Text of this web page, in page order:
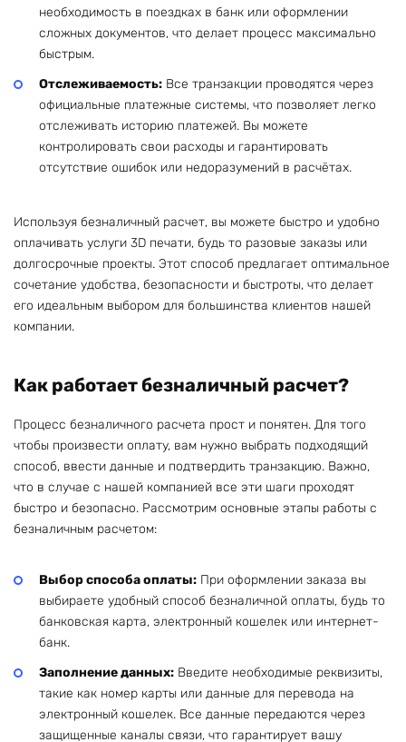
необходимость в поездках в банк или оформлении
сложных документов, что делает процесс максимально
быстрым.
Отслеживаемость: Все транзакции проводятся через
официальные платежные системы, что позволяет легко
отслеживать историю платежей. Вы можете
контролировать свои расходы и гарантировать
отсутствие ошибок или недоразумений в расчётах.
Используя безналичный расчет, вы можете быстро и удобно
оплачивать услуги 3D печати, будь то разовые заказы или
долгосрочные проекты. Этот способ предлагает оптимальное
сочетание удобства, безопасности и быстроты, что делает
его идеальным выбором для большинства клиентов нашей
компании.
Как работает безналичный расчет?
Процесс безналичного расчета прост и понятен. Для того
чтобы произвести оплату, вам нужно выбрать подходящий
способ, ввести данные и подтвердить транзакцию. Важно,
что в случае с нашей компанией все эти шаги проходят
быстро и безопасно. Рассмотрим основные этапы работы с
безналичным расчетом:
Выбор способа оплаты: При оформлении заказа вы
выбираете удобный способ безналичной оплаты, будь то
банковская карта, электронный кошелек или интернет-
банк.
Заполнение данных: Введите необходимые реквизиты,
такие как номер карты или данные для перевода на
электронный кошелек. Все данные передаются через
защищенные каналы связи, что гарантирует вашу